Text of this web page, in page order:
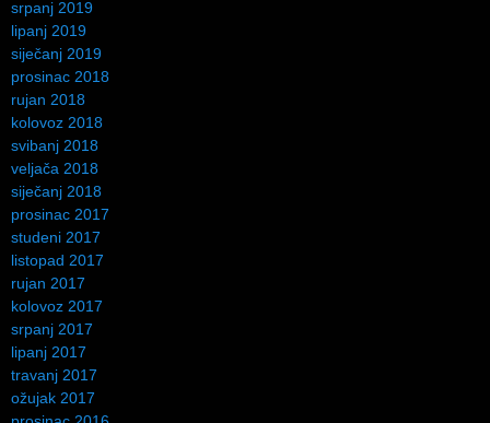
srpanj 2019
lipanj 2019
siječanj 2019
prosinac 2018
rujan 2018
kolovoz 2018
svibanj 2018
veljača 2018
siječanj 2018
prosinac 2017
studeni 2017
listopad 2017
rujan 2017
kolovoz 2017
srpanj 2017
lipanj 2017
travanj 2017
ožujak 2017